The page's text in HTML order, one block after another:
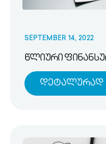
SEPTEMBER 14, 2022
წლიური
Დეტალურად